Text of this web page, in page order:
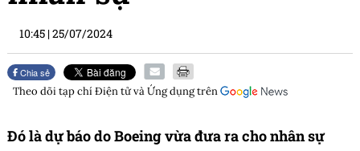
10:45 |25/07/2024
Chia sẻ
Theo dõi tạp chíĐiện tử và Ứng dụngtrên
Đó là dự báo do Boeing vừa đưa ra cho nhân sự